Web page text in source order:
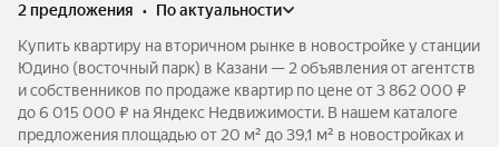
2 предложения •
по актуальности
Купить квартиру на вторичном рынке в новостройке у станции
Юдино (восточный парк) в Казани — 2 объявления от агентств
и собственников по продаже квартир по цене от 3 862 000 ₽
до 6 015 000 ₽ на Яндекс Недвижимости. В нашем каталоге
предложения площадью от 20 м² до 39,1 м² в новостройках и